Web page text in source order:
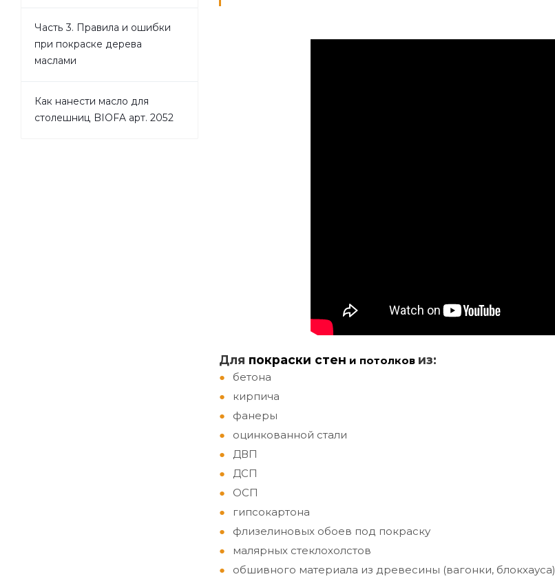
Для покраски стен и потолков из:
бетона
кирпича
фанеры
оцинкованной стали
ДВП
ДСП
ОСП
гипсокартона
флизелиновых обоев под покраску
малярных стеклохолстов
обшивного материала из древесины (вагонки, блокхауса)
Часть 3. Правила и ошибки
при покраске дерева
маслами
Как нанести масло для
столешниц BIOFA арт. 2052